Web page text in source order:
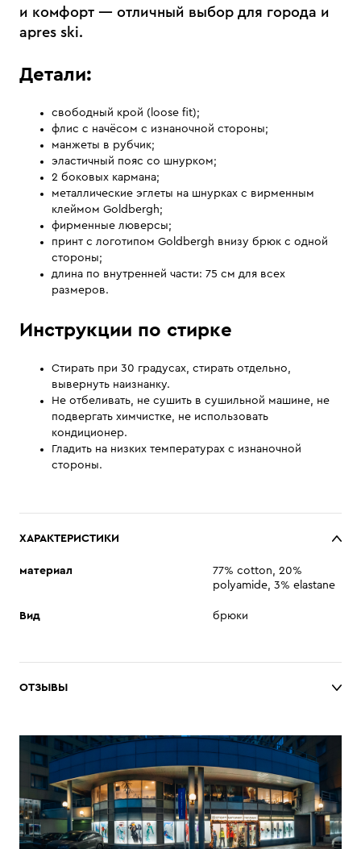
и комфорт — отличный выбор для города и
apres ski.
Детали:
свободный крой (loose fit);
флис с начёсом с изнаночной стороны;
манжеты в рубчик;
эластичный пояс со шнурком;
2 боковых кармана;
металлические эглеты на шнурках с вирменным
клеймом Goldbergh;
фирменные люверсы;
принт с логотипом Goldbergh внизу брюк с одной
стороны;
длина по внутренней части: 75 см для всех
размеров.
Инструкции по стирке
Стирать при 30 градусах, стирать отдельно,
вывернуть наизнанку.
Не отбеливать, не сушить в сушильной машине, не
подвергать химчистке, не использовать
кондиционер.
Гладить на низких температурах с изнаночной
стороны.
ХАРАКТЕРИСТИКИ
материал
77% cotton, 20%
polyamide, 3% elastane
Вид брюки
ОТЗЫВЫ